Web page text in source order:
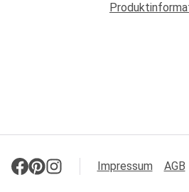
Impressum AGB